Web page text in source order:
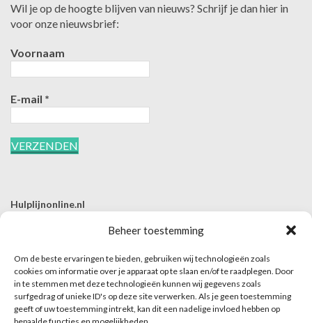
Beheer toestemming
Om de beste ervaringen te bieden, gebruiken wij technologieën zoals
cookies om informatie over je apparaat op te slaan en/of te raadplegen. Door
in te stemmen met deze technologieën kunnen wij gegevens zoals
surfgedrag of unieke ID's op deze site verwerken. Als je geen toestemming
geeft of uw toestemming intrekt, kan dit een nadelige invloed hebben op
Wil je op de hoogte blijven van nieuws? Schrijf je dan hier in
voor onze nieuwsbrief:
Voornaam
E-mail *
Hulplijnonline.nl
E | info@hulplijnonline.nl
Contactformulier
Over Hulplijnonline.nl
Het team van Hulplijnonline.nl